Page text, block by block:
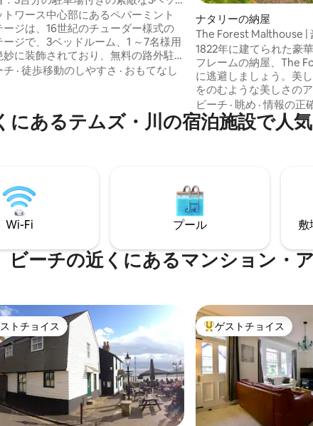
つ星中4.9つ星の平均評価
ーム！16世紀の魅力
トワース中心部にあるペパーミント
ージは、16世紀のチューダー様式の
ージで、3ベッドルーム、1 ～7名様用
妙に装飾されており、無料の路外駐
（ここでは珍しい）があります。 す
で徒歩数分です。町と田舎の生活を
に楽しむことができます。 個性的
徴とモダンな利便性が各部屋に織り
ト付き中庭、食器洗い機
チ · 徒歩移動のしやすさ · おもてなし
ナタリーの納屋
The Forest Malthouse |
家
1822年に建てられた豪
フレームの納屋、The
に逃避しましょう。美
をのむような美しさの
ォレストの端に位置していま
に設計されたこの宿泊
型の天井、エレガント
林を散策し、サセックス
発見した後は、完全な安
シーの中でくつろぎまし
ビーチ · 眺め ·情報の正
にあるテムズ・川の宿泊施設で人
Wi-Fi プール 敷
ビーチの近くにあるマンション・
ストチョイス
トチョイス 大好評のゲストチョイス
ゲストチョイス